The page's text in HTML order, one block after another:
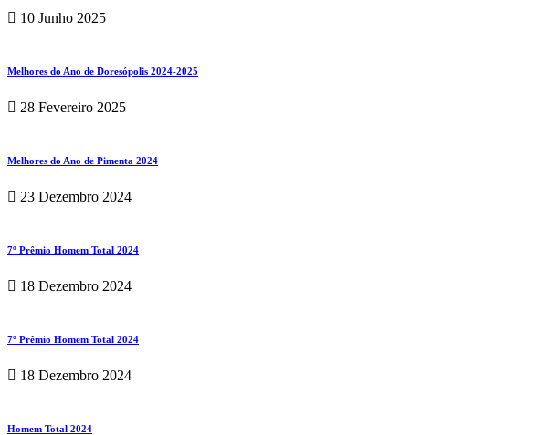
10 Junho 2025
Melhores do Ano de Doresópolis 2024-2025
28 Fevereiro 2025
Melhores do Ano de Pimenta 2024
23 Dezembro 2024
7º Prêmio Homem Total 2024
18 Dezembro 2024
7º Prêmio Homem Total 2024
18 Dezembro 2024
Homem Total 2024